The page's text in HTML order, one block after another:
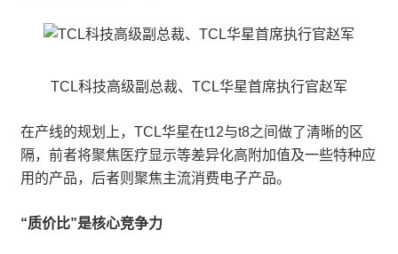
TCL科技高级副总裁、TCL华星首席执行官赵军
在产线的规划上，TCL华星在t12与t8之间做了清晰的区
隔，前者将聚焦医疗显示等差异化高附加值及一些特种应
用的产品，后者则聚焦主流消费电子产品。
“质价比”是核心竞争力